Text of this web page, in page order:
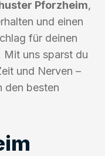
Pforzheim,
und einen
für deinen
Mit uns sparst du
und Nerven –
den besten